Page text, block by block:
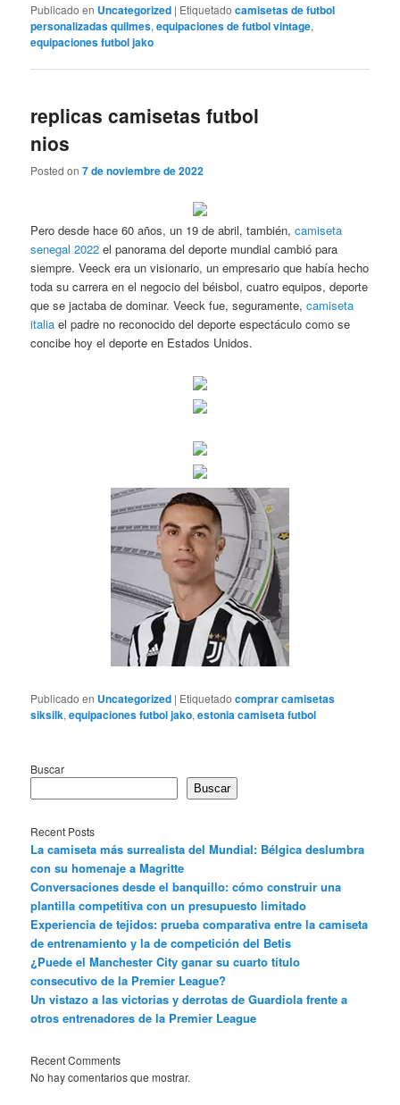
Publicado en Uncategorized | Etiquetado camisetas de futbol
personalizadas quilmes,equipaciones de futbol vintage,
equipaciones futbol jako
replicas camisetas futbol
nios
Posted on7 de noviembre de 2022
Pero desde hace 60 años, un 19 de abril, también,camiseta
senegal 2022 el panorama del deporte mundial cambió para
siempre. Veeck era un visionario, un empresario que había hecho
toda su carrera en el negocio del béisbol, cuatro equipos, deporte
que se jactaba de dominar. Veeck fue, seguramente,camiseta
italia el padre no reconocido del deporte espectáculo como se
concibe hoy el deporte en Estados Unidos.
Publicado en Uncategorized | Etiquetado comprar camisetas
siksilk,equipaciones futbol jako,estonia camiseta futbol
Buscar
Buscar
Recent Posts
La camiseta más surrealista del Mundial: Bélgica deslumbra
con su homenaje a Magritte
Conversaciones desde el banquillo: cómo construir una
plantilla competitiva con un presupuesto limitado
Experiencia de tejidos: prueba comparativa entre la camiseta
de entrenamiento y la de competición del Betis
¿Puede el Manchester City ganar su cuarto título
consecutivo de la Premier League?
Un vistazo a las victorias y derrotas de Guardiola frente a
otros entrenadores de la Premier League
Recent Comments
No hay comentarios que mostrar.